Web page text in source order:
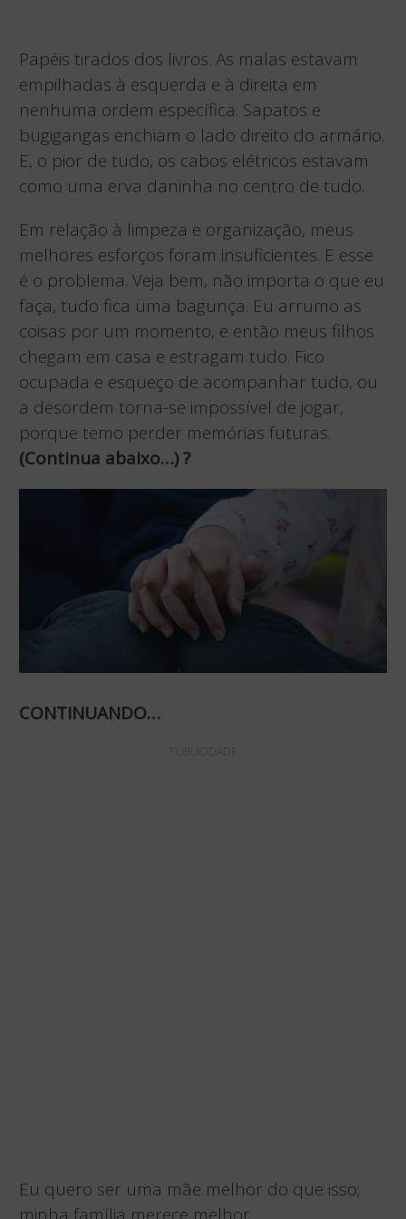
Papéis tirados dos livros. As malas estavam
empilhadas à esquerda e à direita em
nenhuma ordem específica. Sapatos e
bugigangas enchiam o lado direito do armário.
E, o pior de tudo, os cabos elétricos estavam
como uma erva daninha no centro de tudo.
Em relação à limpeza e organização, meus
melhores esforços foram insuficientes. E esse
é o problema. Veja bem, não importa o que eu
faça, tudo fica uma bagunça. Eu arrumo as
coisas por um momento, e então meus filhos
chegam em casa e estragam tudo. Fico
ocupada e esqueço de acompanhar tudo, ou
a desordem torna-se impossível de jogar,
porque temo perder memórias futuras.
(Continua abaixo…) ?
CONTINUANDO…
PUBLICIDADE
Eu quero ser uma mãe melhor do que isso;
minha família merece melhor.